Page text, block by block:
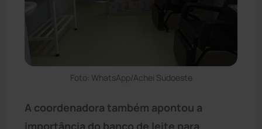
Foto: WhatsApp/Achei Sudoeste
A coordenadora também apontou a